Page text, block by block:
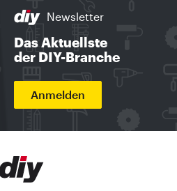
Newsletter
Das Aktuellste
der DIY-Branche
Anmelden